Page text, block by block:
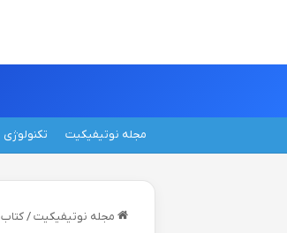
مجله نوتیفیکیت تکنولوژی
مجله نوتیفیکیت / کتاب